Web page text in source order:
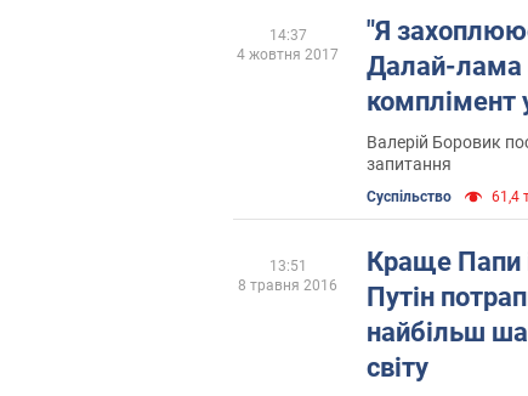
"Я
Далай-лама
комплімент
Валерій Боровик
запитання
Суспільство 61,4
14:37
4 жовтня 2017
Краще Папи
Путін
найбільш
світу
13:51
8 травня 2016